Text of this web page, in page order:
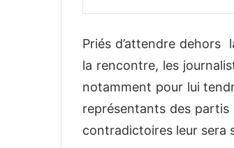
Priés d’attendre dehors
la rencontre, les
notamment pour lui
représentants des partis
contradictoires leur sera